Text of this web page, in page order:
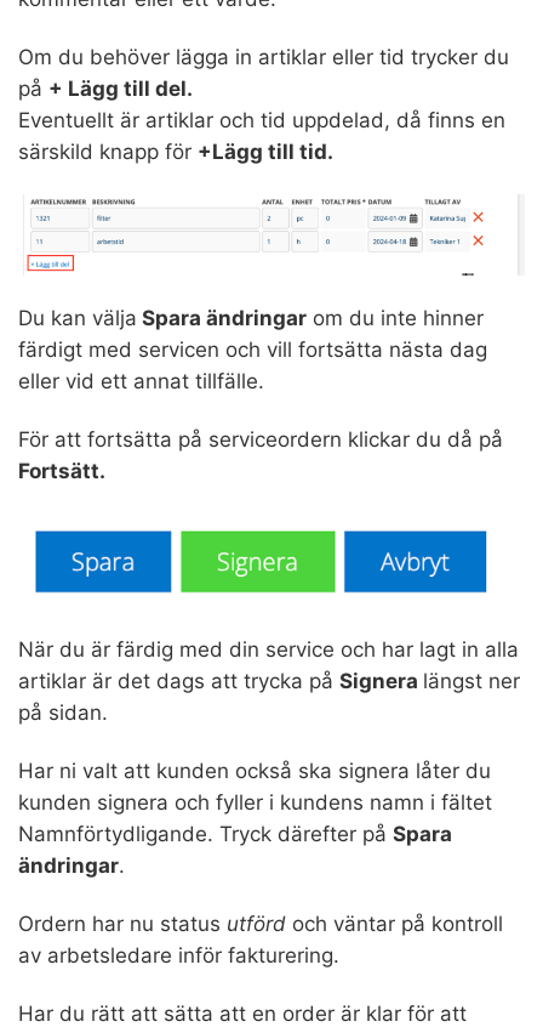
Om du behöver lägga in artiklar eller tid trycker du
på + Lägg till del.
Eventuellt är artiklar och tid uppdelad, då finns en
särskild knapp för +Lägg till tid.
Du kan välja Spara ändringar om du inte hinner
färdigt med servicen och vill fortsätta nästa dag
eller vid ett annat tillfälle.
För att fortsätta på serviceordern klickar du då på
Fortsätt.
När du är färdig med din service och har lagt in alla
artiklar är det dags att trycka på Signera längst ner
på sidan.
Har ni valt att kunden också ska signera låter du
kunden signera och fyller i kundens namn i fältet
Namnförtydligande. Tryck därefter på Spara
ändringar.
Ordern har nu status utförd och väntar på kontroll
av arbetsledare inför fakturering.
Har du rätt att sätta att en order är klar för att